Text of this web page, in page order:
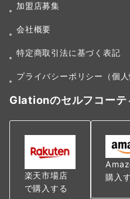
加盟店募集
会社概要
特定商取引法に基づく表記
プライバシーポリシー（個人
Glationのセルフコーテ
楽天市場店
で購入する
購入